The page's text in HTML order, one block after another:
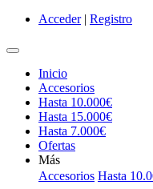
Acceder| Registro
Inicio
Accesorios
Hasta 10.000€
Hasta 15.000€
Hasta 7.000€
Ofertas
Más
Accesorios Hasta